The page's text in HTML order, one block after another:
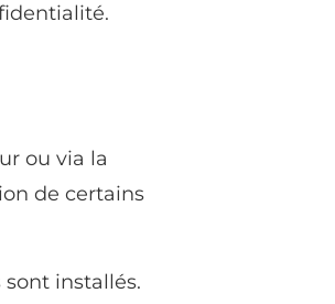
ou via la
de certains
installés.